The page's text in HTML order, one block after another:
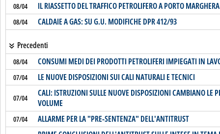
08/04 IL RIASSETTO DEL TRAFFICO PETROLIFERO A PORTO MARGHERA
08/04 CALDAIE A GAS: SU G.U. MODIFICHE DPR 412/93
Precedenti
08/04 CONSUMI MEDI DEI PRODOTTI PETROLIFERI IMPIEGATI IN
07/04 LE NUOVE DISPOSIZIONI SUI CALI NATURALI E TECNICI
07/04
CALI: ISTRUZIONI SULLE NUOVE DISPOSIZIONI CAMBIANO LE
VOLUME
07/04 ALLARME PER LA "PRE-SENTENZA" DELL'ANTITRUST